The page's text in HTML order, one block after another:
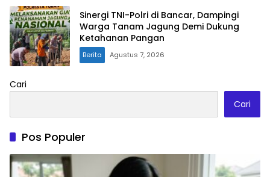
Sinergi TNI-Polri di Bancar, Dampingi
Warga Tanam Jagung Demi Dukung
Ketahanan Pangan
Berita Agustus 7, 2026
Cari
Cari
Pos Populer